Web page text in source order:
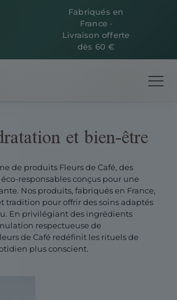
Fabriqués en
France ·
Livraison offerte
dès 60 €
et bien-être
de produits Fleurs de Café, des
responsables conçus pour une
Nos produits, fabriqués en France,
tradition pour offrir des soins adaptés
En privilégiant des ingrédients
respectueuse de
de Café redéfinit les rituels de
plus conscient.